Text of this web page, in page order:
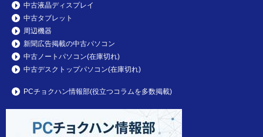
中古液晶ディスプレイ
中古タブレット
周辺機器
新聞広告掲載の中古パソコン
中古ノートパソコン(在庫切れ)
中古デスクトップパソコン(在庫切れ)
PCチョクハン情報部(役立つコラムを多数掲載)